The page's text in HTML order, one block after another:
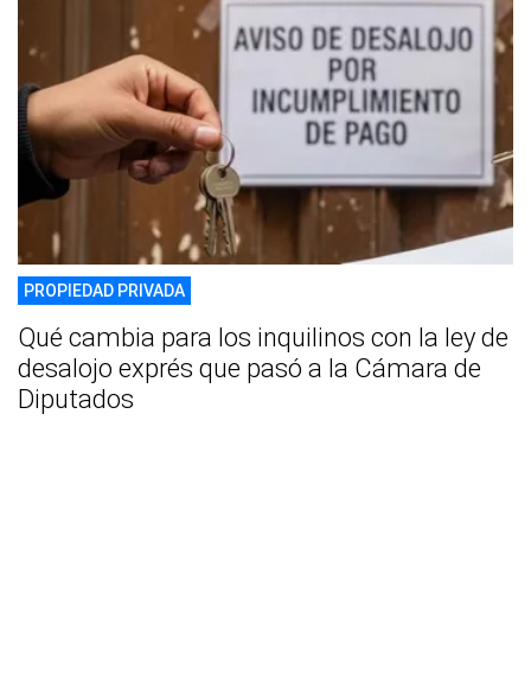
PROPIEDAD PRIVADA
Qué cambia para los inquilinos con la ley de
desalojo exprés que pasó a la Cámara de
Diputados